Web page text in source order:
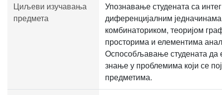
Циљеви изучавања
предмета
Упознавање студената са
диференцијалним
комбинаториком, теоријом
просторима и елементима
Oспособљавање студената да
знање у проблемима који се
предметима.